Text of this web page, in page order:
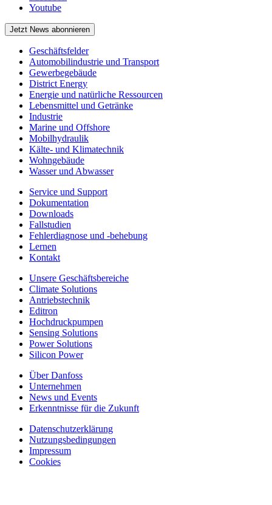
Youtube
Jetzt News abonnieren
Geschäftsfelder
Automobilindustrie und Transport
Gewerbegebäude
District Energy
Energie und natürliche Ressourcen
Lebensmittel und Getränke
Industrie
Marine und Offshore
Mobilhydraulik
Kälte- und Klimatechnik
Wohngebäude
Wasser und Abwasser
Service und Support
Dokumentation
Downloads
Fallstudien
Fehlerdiagnose und -behebung
Lernen
Kontakt
Unsere Geschäftsbereiche
Climate Solutions
Antriebstechnik
Editron
Hochdruckpumpen
Sensing Solutions
Power Solutions
Silicon Power
Über Danfoss
Unternehmen
News und Events
Erkenntnisse für die Zukunft
Datenschutzerklärung
Nutzungsbedingungen
Impressum
Cookies